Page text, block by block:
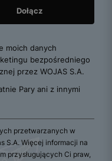
moich danych
bezpośredniego
przez WOJAS S.A.
Pary ani z innymi
przetwarzanych w
S.A. Więcej informacji na
przysługujących Ci praw,